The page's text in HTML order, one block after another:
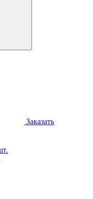
Заказать